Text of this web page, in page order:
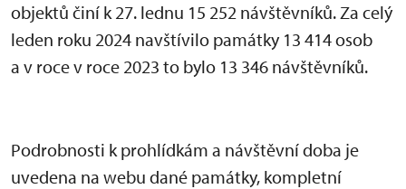
objektů činí k 27. lednu 15 252 návštěvníků. Za celý
leden roku 2024 navštívilo památky 13 414 osob
a v roce v roce 2023 to bylo 13 346 návštěvníků.
Podrobnosti k prohlídkám a návštěvní doba je
uvedena na webu dané památky, kompletní